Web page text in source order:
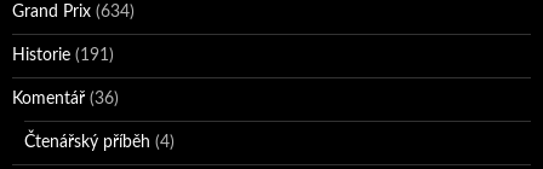
Grand Prix (634)
Historie (191)
Komentář (36)
Čtenářský příběh (4)